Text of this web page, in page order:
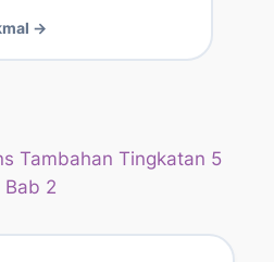
→
Tambahan Tingkatan 5
Bab 2